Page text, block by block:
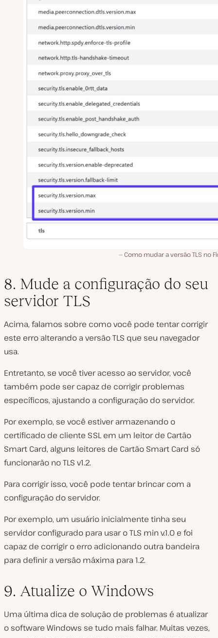
Como mudar a versão TLS no
8. Mude a configuração do seu
servidor TLS
Acima, falamos sobre como você pode tentar corrigir
este erro alterando a versão TLS que seu navegador
usa.
Entretanto, se você tiver acesso ao servidor, você
também pode ser capaz de corrigir problemas
específicos, ajustando a configuração do servidor.
Por exemplo, se você estiver armazenando o
certificado de cliente SSL em um leitor de Cartão
Smart Card, alguns leitores de Cartão Smart Card só
funcionarão no TLS v1.2.
Para corrigir isso, você pode tentar brincar com a
configuração do servidor.
Por exemplo, um usuário inicialmente tinha seu
servidor configurado para usar o TLS min v.1.0 e foi
capaz de corrigir o erro adicionando outra bandeira
para definir a versão máxima para 1.2.
9. Atualize o Windows
Uma última dica de solução de problemas é atualizar
o software Windows se tudo mais falhar. Muitas vezes,